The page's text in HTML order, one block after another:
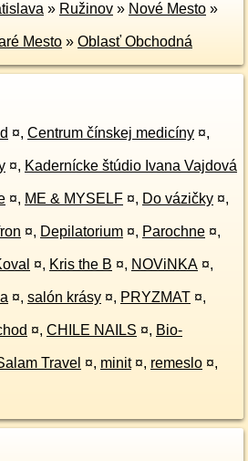
» Ružinov » Nové Mesto »
Mesto » Oblasť Obchodná
¤, Centrum čínskej medicíny ¤,
¤, Kadernícke štúdio Ivana Vajdová
¤, ME & MYSELF ¤, Do vázičky ¤,
¤, Depilatorium ¤, Parochne ¤,
¤, Kris the B ¤, NOViNKA ¤,
¤, salón krásy ¤, PRYZMAT ¤,
¤, CHILE NAILS ¤, Bio-
Travel ¤, minit ¤, remeslo ¤,